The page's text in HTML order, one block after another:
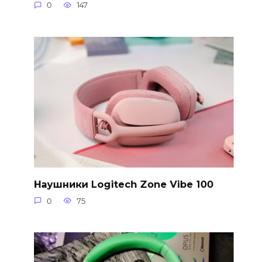
0 147
Наушники Logitech Zone Vibe 100
0 75